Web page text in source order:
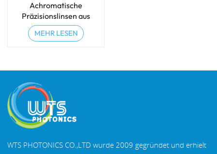
Achromatische
Präzisionslinsen aus
optischem Glas
(Doublets)
MEHR LESEN
WTS PHOTONICS CO.,LTD wurde 2009 gegründet und erhielt